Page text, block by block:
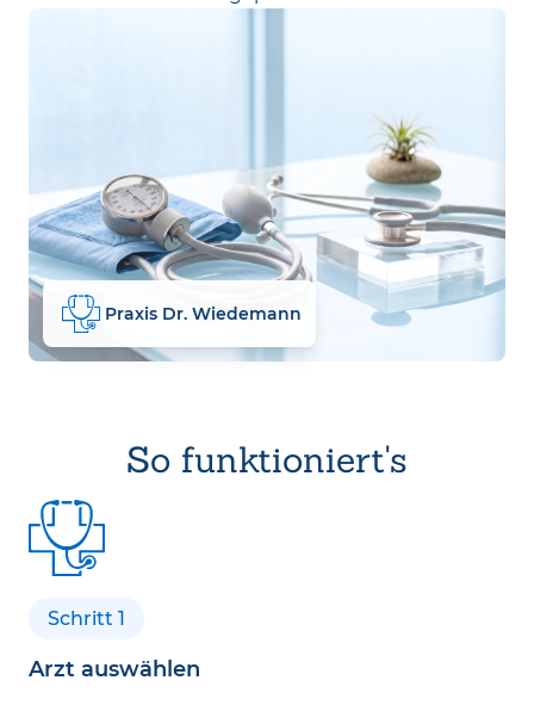
Praxis Dr. Wiedemann
So funktioniert's
Schritt 1
Arzt auswählen